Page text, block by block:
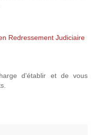
Redressement Judiciaire
d'établir et de vous